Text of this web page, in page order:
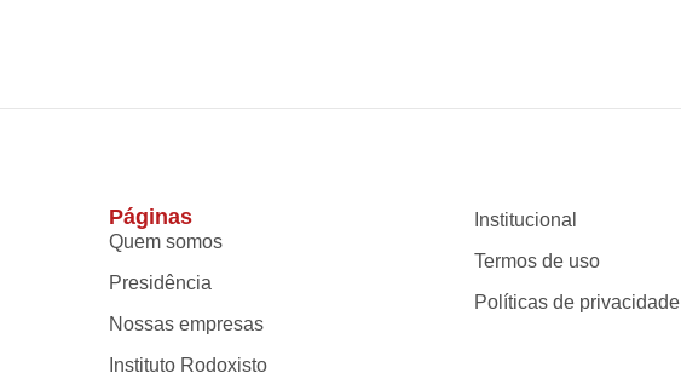
Páginas
Quem somos
Presidência
Nossas empresas
Instituto Rodoxisto
Institucional
Termos de uso
Políticas de privacidade